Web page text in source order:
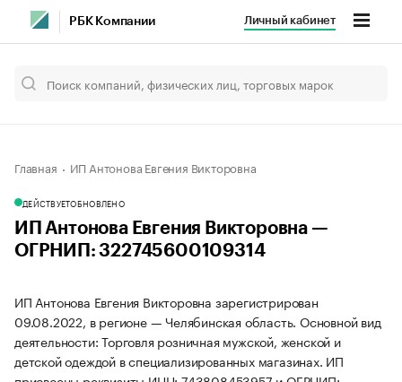
РБК Компании Личный кабинет
Главная ИП Антонова Евгения Викторовна
ДЕЙСТВУЕТОБНОВЛЕНО
ИП Антонова Евгения Викторовна —
ОГРНИП: 322745600109314
ИП Антонова Евгения Викторовна зарегистрирован
09.08.2022, в регионе — Челябинская область. Основной вид
деятельности: Торговля розничная мужской, женской и
детской одеждой в специализированных магазинах. ИП